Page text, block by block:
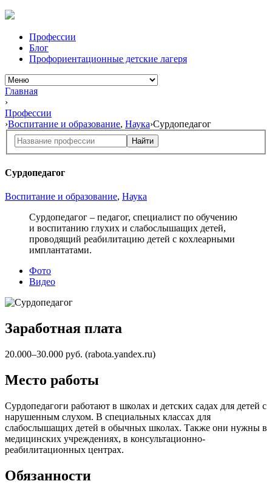
Профессии
Блог
Профориентационные детские лагеря
Главная
›
Профессии
›Воспитание и образование, Наука›Сурдопедагог
Найти
Сурдопедагог
Воспитание и образование, Наука
Сурдопедагог – педагог, специалист по обучению
и воспитанию глухих и слабослышащих детей,
проводящий реабилитацию детей с кохлеарными
имплантатами.
Фото
Видео
Заработная плата
20.000–30.000 руб. (rabota.yandex.ru)
Место работы
Сурдопедагоги работают в школах и детских садах для детей с
нарушенным слухом. В специальных классах для
слабослышащих детей в обычных школах. Также они нужны в
медицинских учреждениях, в консультационно-
реабилитационных центрах.
Обязанности